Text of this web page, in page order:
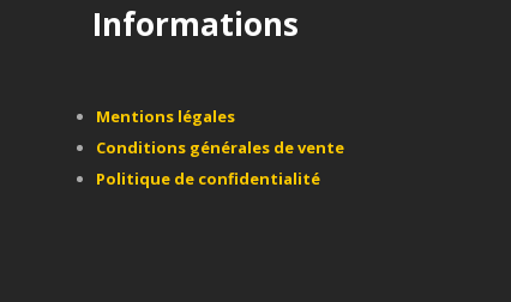
Informations
Mentions légales
Conditions générales de vente
Politique de confidentialité